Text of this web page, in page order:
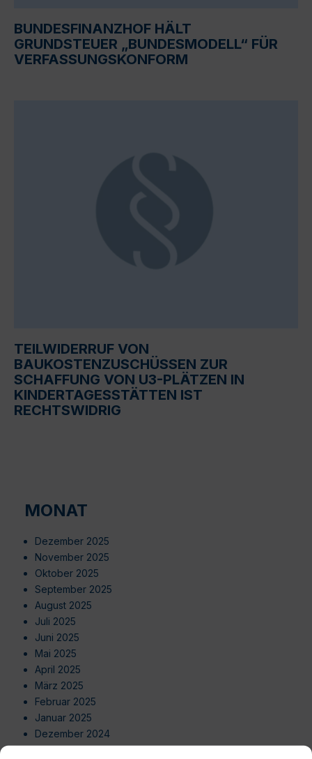
BUNDESFINANZHOF HÄLT
GRUNDSTEUER „BUNDESMODELL“ FÜR
VERFASSUNGSKONFORM
TEILWIDERRUF VON
BAUKOSTENZUSCHÜSSEN ZUR
SCHAFFUNG VON U3-PLÄTZEN IN
KINDERTAGESSTÄTTEN IST
RECHTSWIDRIG
MONAT
Dezember 2025
November 2025
Oktober 2025
September 2025
August 2025
Juli 2025
Juni 2025
Mai 2025
April 2025
März 2025
Februar 2025
Januar 2025
Dezember 2024
November 2024